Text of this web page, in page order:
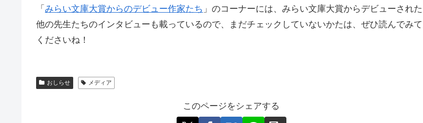
「 みらい文庫大賞からのデビュー作家たち 」のコーナーには、みらい文庫大賞からデビューされた
他の先生たちのインタビューも載っているので、まだチェックしていないかたは、ぜひ読んでみて
くださいね！
おしらせ メディア
このページをシェアする